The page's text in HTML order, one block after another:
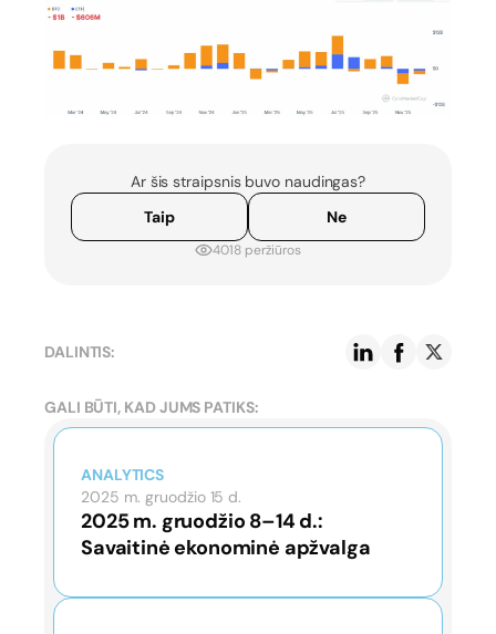
Ar šis straipsnis buvo naudingas?
Taip
Ne
4018 peržiūros
DALINTIS:
GALI BŪTI, KAD JUMS PATIKS:
ANALYTICS
2025 m. gruodžio 15 d.
2025 m. gruodžio 8–14 d.:
Savaitinė ekonominė apžvalga